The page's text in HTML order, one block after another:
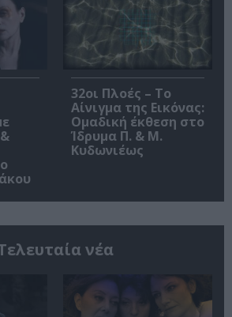
32οι Πλοές – Το
Αίνιγμα της Εικόνας:
Ομαδική έκθεση στο
Ίδρυμα Π. & Μ.
Κυδωνιέως
νέα